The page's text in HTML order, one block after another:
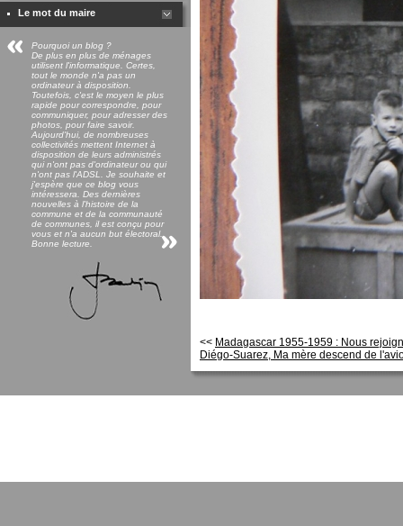
Le mot du maire
Pourquoi un blog ?
De plus en plus de ménages
utilisent l'informatique. Certes,
tout le monde n'a pas un
ordinateur à disposition.
Toutefois, c'est le moyen le plus
rapide pour correspondre, pour
communiquer, pour adresser des
photos, pour faire savoir.
Aujourd'hui, de nombreuses
collectivités mettent Internet à
disposition de leurs administrés
qui n'ont pas d'ordinateur ou qui
n'ont pas l'ADSL. Je souhaite et
j'espère que ce blog vous
intéressera. Des dernières
nouvelles à l'histoire de la
commune et de la communauté
de communes, il est conçu pour
vous et n'a aucun but électoral.
Bonne lecture.
<< Madagascar 1955-1959 : Nous
Diégo-Suarez, Ma mère descend de